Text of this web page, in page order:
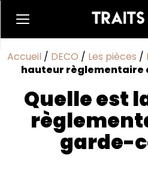
Accueil / DECO / Les pièces /
hauteur règlementaire
Quelle est
garde-